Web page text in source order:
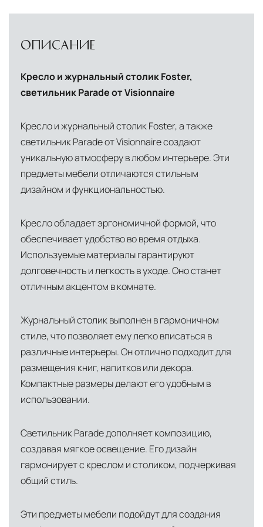
инфраструктуры позволяет сократить сроки
сохранностью продукции.
Глобальная сеть распределительных
центров
Помимо Москвы, мы располагаем
международных хабах:
Дубай, ОАЭ— региональный центр для
Ближнего Востока и Азии
— распределительная база для
Средиземноморского региона
Лондон, Великобритания—
логистический хаб для европейского рынка
США— центр доставки для
североамериканского сегмента
Другие страны Европы
сеть партнёрских складов
Условия доставки по Москве и Московской
области
Для клиентов Москвы и МО предусмотрены
следующие услуги:
Доставка до адреса— транспортировка
товара от нашего склада непосредственно к
месту назначения с соблюдением сроков
Профессиональная выгрузка
осуществляют разгрузку с применением
ОПИСАНИЕ
Кресло и журнальный столик Foster,
светильник Parade от Visionnaire
Кресло и журнальный столик Foster, а также
светильник Parade от Visionnaire создают
уникальную атмосферу в любом интерьере. Эти
предметы мебели отличаются стильным
дизайном и функциональностью.
Кресло обладает эргономичной формой, что
обеспечивает удобство во время отдыха.
Используемые материалы гарантируют
долговечность и легкость в уходе. Оно станет
отличным акцентом в комнате.
Журнальный столик выполнен в гармоничном
стиле, что позволяет ему легко вписаться в
различные интерьеры. Он отлично подходит для
размещения книг, напитков или декора.
Компактные размеры делают его удобным в
использовании.
Светильник Parade дополняет композицию,
создавая мягкое освещение. Его дизайн
гармонирует с креслом и столиком, подчеркивая
общий стиль.
Эти предметы мебели подойдут для создания